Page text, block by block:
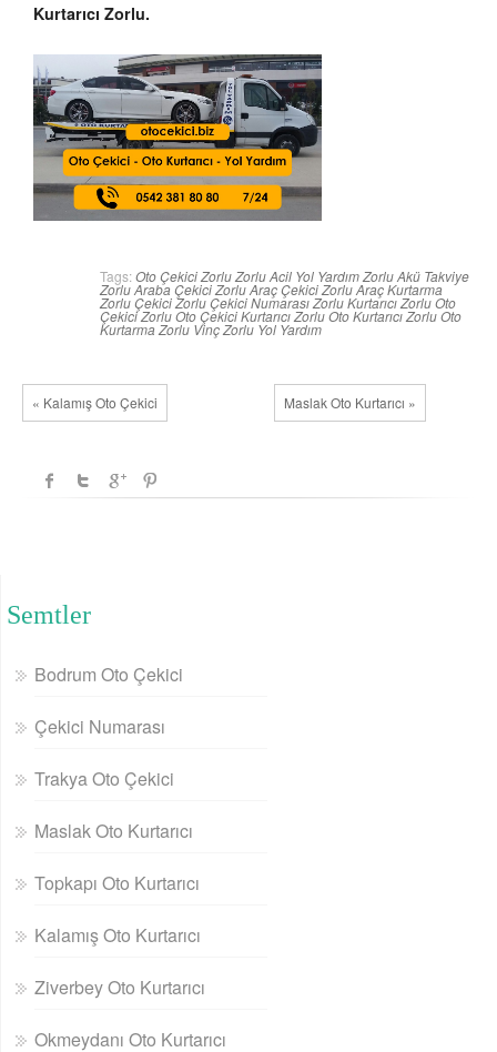
Kurtarıcı Zorlu.
Tags: Oto Çekici ZorluZorlu Acil Yol YardımZorlu Akü Takviye
Zorlu Araba ÇekiciZorlu Araç ÇekiciZorlu Araç Kurtarma
Zorlu ÇekiciZorlu Çekici NumarasıZorlu KurtarıcıZorlu Oto
ÇekiciZorlu Oto Çekici KurtarıcıZorlu Oto KurtarıcıZorlu Oto
Kurtarma Zorlu VinçZorlu Yol Yardım
« Kalamış Oto Çekici Maslak Oto Kurtarıcı »
Semtler
Bodrum Oto Çekici
Çekici Numarası
Trakya Oto Çekici
Maslak Oto Kurtarıcı
Topkapı Oto Kurtarıcı
Kalamış Oto Kurtarıcı
Ziverbey Oto Kurtarıcı
Okmeydanı Oto Kurtarıcı